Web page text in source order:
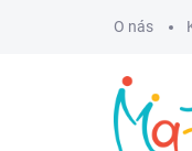
O nás